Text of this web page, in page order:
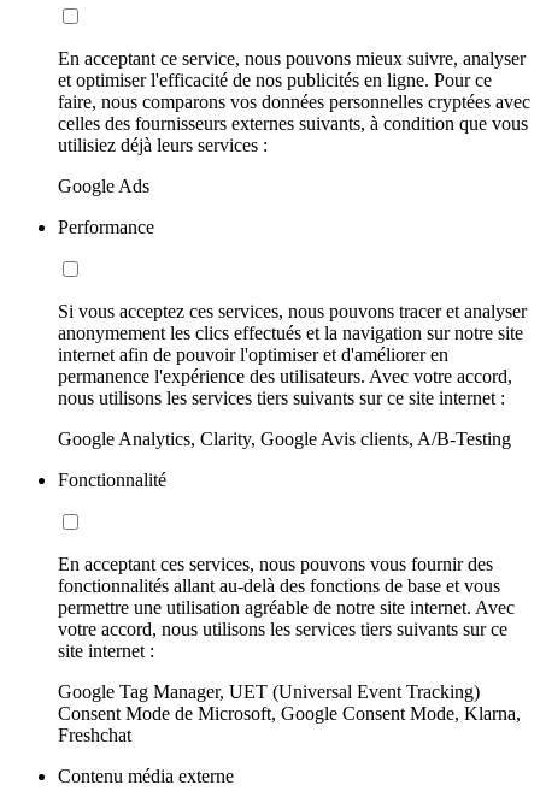
En acceptant ce service, nous pouvons mieux suivre, analyser
et optimiser l'efficacité de nos publicités en ligne. Pour ce
faire, nous comparons vos données personnelles cryptées avec
celles des fournisseurs externes suivants, à condition que vous
utilisiez déjà leurs services :
Google Ads
Performance
Si vous acceptez ces services, nous pouvons tracer et analyser
anonymement les clics effectués et la navigation sur notre site
internet afin de pouvoir l'optimiser et d'améliorer en
permanence l'expérience des utilisateurs. Avec votre accord,
nous utilisons les services tiers suivants sur ce site internet :
Google Analytics, Clarity, Google Avis clients, A/B-Testing
Fonctionnalité
En acceptant ces services, nous pouvons vous fournir des
fonctionnalités allant au-delà des fonctions de base et vous
permettre une utilisation agréable de notre site internet. Avec
votre accord, nous utilisons les services tiers suivants sur ce
site internet :
Google Tag Manager, UET (Universal Event Tracking)
Consent Mode de Microsoft, Google Consent Mode, Klarna,
Freshchat
Contenu média externe